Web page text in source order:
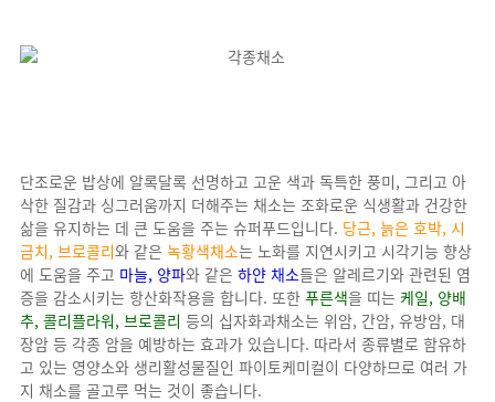
단조로운 밥상에 알록달록 선명하고 고운 색과 독특한 풍미, 그리고 아
삭한 질감과 싱그러움까지 더해주는 채소는 조화로운 식생활과 건강한
삶을 유지하는 데 큰 도움을 주는 슈퍼푸드입니다. 당근, 늙은 호박, 시
금치, 브로콜리와 같은 녹황색채소는 노화를 지연시키고 시각기능 향상
에 도움을 주고 마늘, 양파와 같은 하얀 채소들은 알레르기와 관련된 염
증을 감소시키는 항산화작용을 합니다. 또한 푸른색을 띠는 케일, 양배
추, 콜리플라워, 브로콜리 등의 십자화과채소는 위암, 간암, 유방암, 대
장암 등 각종 암을 예방하는 효과가 있습니다. 따라서 종류별로 함유하
고 있는 영양소와 생리활성물질인 파이토케미컬이 다양하므로 여러 가
지 채소를 골고루 먹는 것이 좋습니다.